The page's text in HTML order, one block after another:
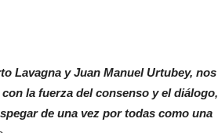
Lavagna y Juan Manuel Urtubey, nos
la fuerza del consenso y el diálogo,
de una vez por todas como una